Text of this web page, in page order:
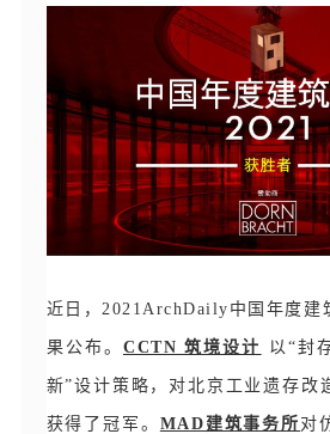
近日，2021ArchDaily中国年度建
果公布。 CCTN 筑境设计 以“封
新”设计策略，对北京工业遗存改
获得了冠军。 MAD建筑事务所 对